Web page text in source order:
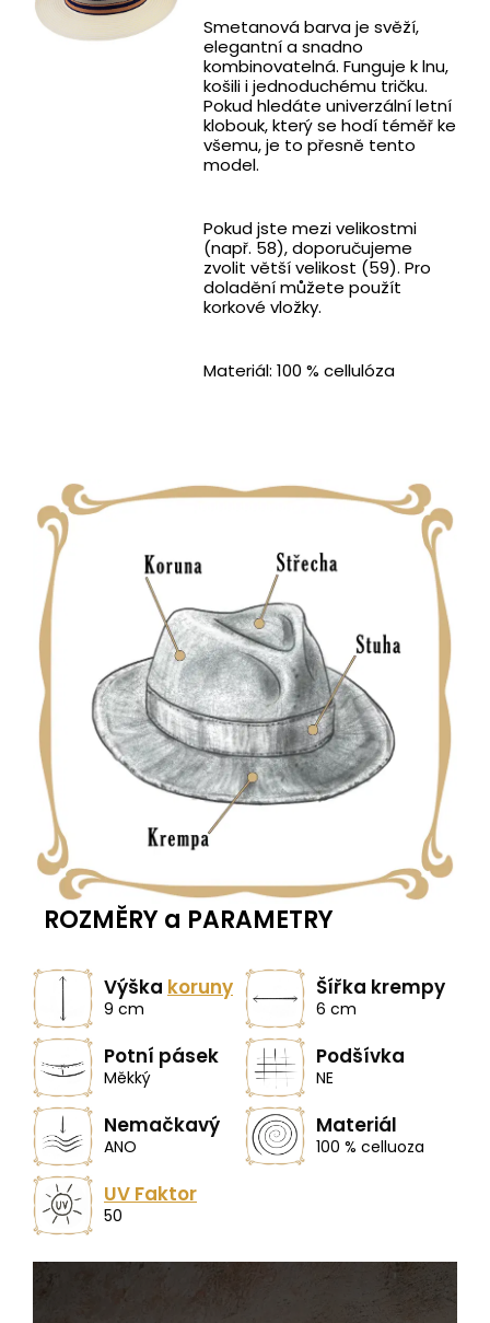
Smetanová barva je svěží,
elegantní a snadno
kombinovatelná. Funguje k lnu,
košili i jednoduchému tričku.
Pokud hledáte univerzální letní
klobouk, který se hodí téměř ke
všemu, je to přesně tento
model.
Pokud jste mezi velikostmi
(např. 58), doporučujeme
zvolit větší velikost (59). Pro
doladění můžete použít
korkové vložky.
Materiál: 100 % cellulóza
ROZMĚRY a PARAMETRY
Výška koruny
9 cm
Šířka krempy
6 cm
Potní pásek
Měkký
Podšívka
NE
Nemačkavý
ANO
Materiál
100 % celluoza
UV Faktor
50